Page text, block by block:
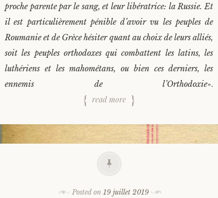
proche parente par le sang, et leur libératrice: la Russie. Et
il est particulièrement pénible d’avoir vu les peuples de
Roumanie et de Grèce hésiter quant au choix de leurs alliés,
soit les peuples orthodoxes qui combattent les latins, les
luthériens et les mahométans, ou bien ces derniers, les
ennemis de l’Orthodoxie».
read more
Posted on 19 juillet 2019